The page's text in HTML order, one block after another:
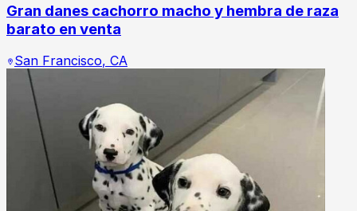
Gran danes cachorro macho y hembra de raza
barato en venta
San Francisco, CA